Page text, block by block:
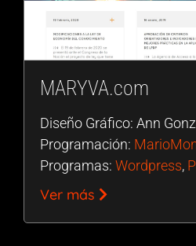
MARYVA.com
Diseño Gráfico: Ann
Programación:
Programas: Wordpress,
Ver más